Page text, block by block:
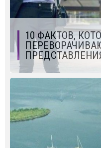
10 ФАКТОВ,